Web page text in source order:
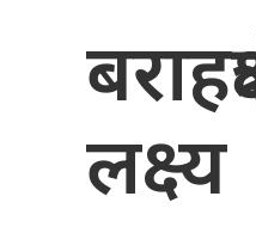
लक्ष्य